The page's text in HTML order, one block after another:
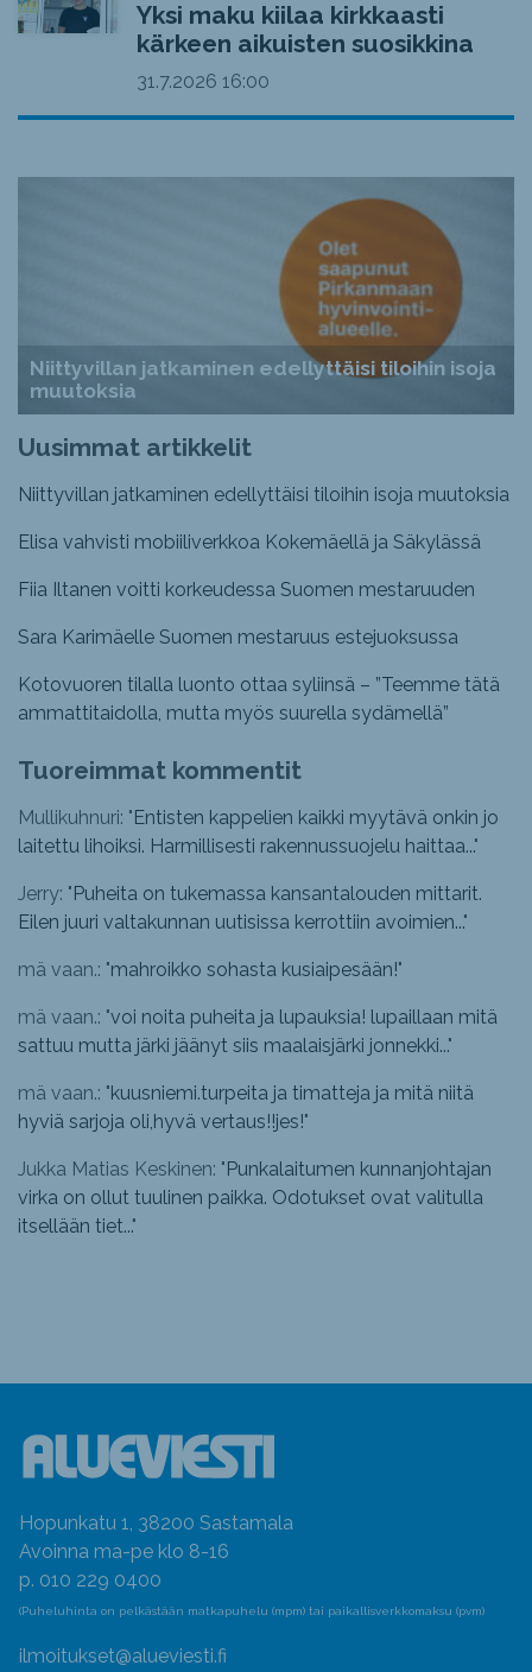
Yksi maku kiilaa kirkkaasti
kärkeen aikuisten suosikkina
31.7.2026 16:00
Niittyvillan jatkaminen edellyttäisi tiloihin isoja
muutoksia
Uusimmat artikkelit
Niittyvillan jatkaminen edellyttäisi tiloihin isoja muutoksia
Elisa vahvisti mobiiliverkkoa Kokemäellä ja Säkylässä
Fiia Iltanen voitti korkeudessa Suomen mestaruuden
Sara Karimäelle Suomen mestaruus estejuoksussa
Kotovuoren tilalla luonto ottaa syliinsä – ”Teemme tätä
ammattitaidolla, mutta myös suurella sydämellä”
Tuoreimmat kommentit
Mullikuhnuri: "Entisten kappelien kaikki myytävä onkin jo
laitettu lihoiksi. Harmillisesti rakennussuojelu haittaa..."
Jerry: "Puheita on tukemassa kansantalouden mittarit.
Eilen juuri valtakunnan uutisissa kerrottiin avoimien..."
mä vaan.: "mahroikko sohasta kusiaipesään!"
mä vaan.: "voi noita puheita ja lupauksia! lupaillaan mitä
sattuu mutta järki jäänyt siis maalaisjärki jonnekki..."
mä vaan.: "kuusniemi.turpeita ja timatteja ja mitä niitä
hyviä sarjoja oli,hyvä vertaus!!jes!"
Jukka Matias Keskinen: "Punkalaitumen kunnanjohtajan
virka on ollut tuulinen paikka. Odotukset ovat valitulla
itsellään tiet..."
Hopunkatu 1, 38200 Sastamala
Avoinna ma-pe klo 8-16
p. 010 229 0400
(Puheluhinta on pelkästään matkapuhelu (mpm) tai paikallisverkkomaksu (pvm)
ilmoitukset@alueviesti.fi